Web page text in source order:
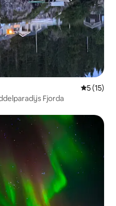
5 (15)
Fjorda